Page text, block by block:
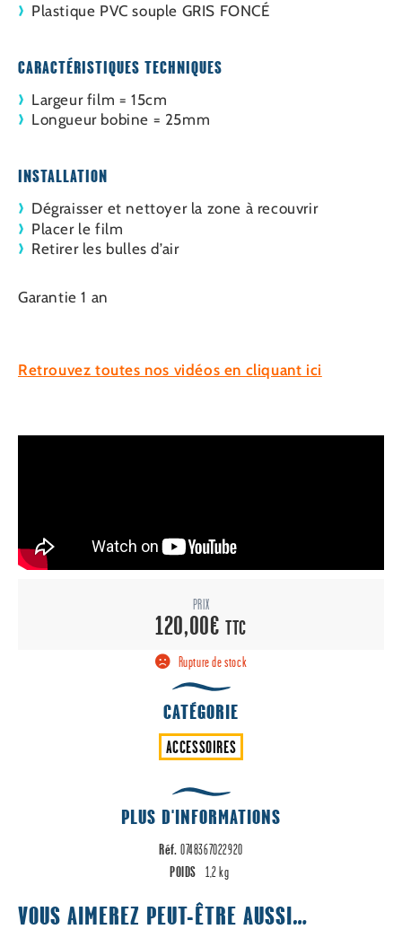
Plastique PVC souple GRIS FONCÉ
CARACTÉRISTIQUES TECHNIQUES
Largeur film = 15cm
Longueur bobine = 25mm
INSTALLATION
Dégraisser et nettoyer la zone à recouvrir
Placer le film
Retirer les bulles d’air
Garantie 1 an
Retrouvez toutes nos vidéos en cliquant ici
PRIX
120,00€ TTC
Rupture de stock
CATÉGORIE
ACCESSOIRES
PLUS D'INFORMATIONS
Réf.0748367022920
POIDS 1,2 kg
VOUS AIMEREZ PEUT-ÊTRE AUSSI…